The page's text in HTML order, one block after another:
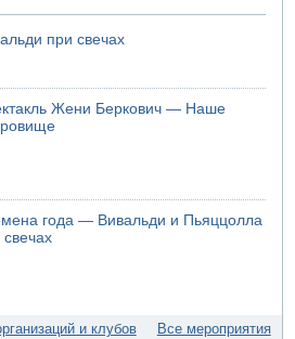
при свечах
Жени Беркович — Наше
года — Вивальди и Пьяццолла
свечах
и клубов Все мероприятия